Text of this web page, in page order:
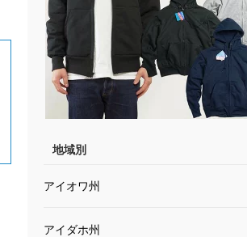
地域別
アイオワ州
アイダホ州